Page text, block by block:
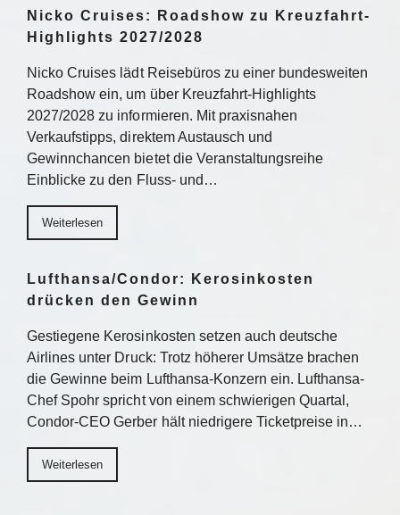
Nicko Cruises: Roadshow zu Kreuzfahrt-
Highlights 2027/2028
Nicko Cruises lädt Reisebüros zu einer bundesweiten
Roadshow ein, um über Kreuzfahrt-Highlights
2027/2028 zu informieren. Mit praxisnahen
Verkaufstipps, direktem Austausch und
Gewinnchancen bietet die Veranstaltungsreihe
Einblicke zu den Fluss- und…
Weiterlesen
Lufthansa/Condor: Kerosinkosten
drücken den Gewinn
Gestiegene Kerosinkosten setzen auch deutsche
Airlines unter Druck: Trotz höherer Umsätze brachen
die Gewinne beim Lufthansa-Konzern ein. Lufthansa-
Chef Spohr spricht von einem schwierigen Quartal,
Condor-CEO Gerber hält niedrigere Ticketpreise in…
Weiterlesen